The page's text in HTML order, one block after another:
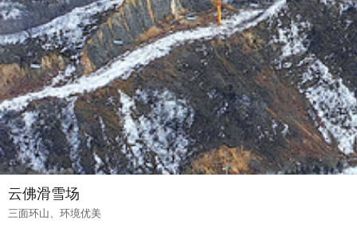
云佛滑雪场
三面环山、环境优美